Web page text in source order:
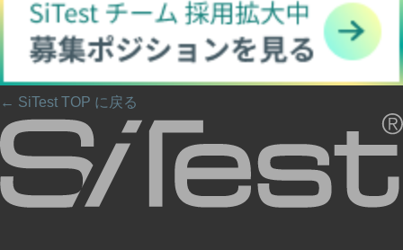
← SiTest TOP に戻る